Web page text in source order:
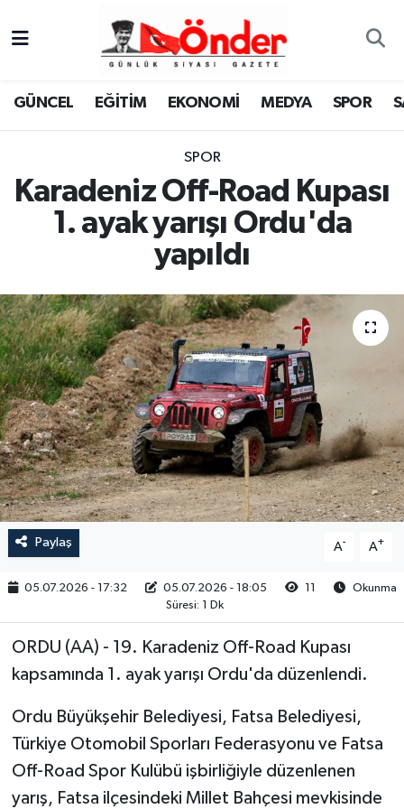
GÜNCEL EĞİTİM EKONOMİ MEDYA SPOR
SPOR
Karadeniz Off-Road Kupası
1. ayak yarışı Ordu'da
yapıldı
Paylaş A- A+
05.07.2026 - 17:32 05.07.2026 - 18:05 11
Okunma
Süresi: 1 Dk
ORDU (AA) - 19. Karadeniz Off-Road Kupası
kapsamında 1. ayak yarışı Ordu'da düzenlendi.
Ordu Büyükşehir Belediyesi, Fatsa Belediyesi,
Türkiye Otomobil Sporları Federasyonu ve Fatsa
Off-Road Spor Kulübü işbirliğiyle düzenlenen
yarış, Fatsa ilçesindeki Millet Bahçesi mevkisinde
GÜNCEL
MEDYA
SAĞLIK
KÜLTÜR-SANAT
YAŞAM
RESMİ İLAN
Zonguldak Nöbetçi Eczaneler
Zonguldak Namaz Vakitleri
Zonguldak Trafik Yoğunluk Haritası
TFF 3.Lig 4.Grup Puan Durumu ve Fikstür
Tüm Manşetler
Son Dakika Haberleri
Haber Arşivi